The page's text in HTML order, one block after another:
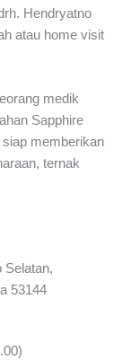
Hendryatno
atau home visit
medik
Sapphire
siap memberikan
ternak
Selatan,
53144